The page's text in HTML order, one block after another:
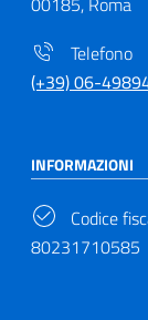
Telefono
(+39) 06-
INFORMAZIONI
Codice
80231710585